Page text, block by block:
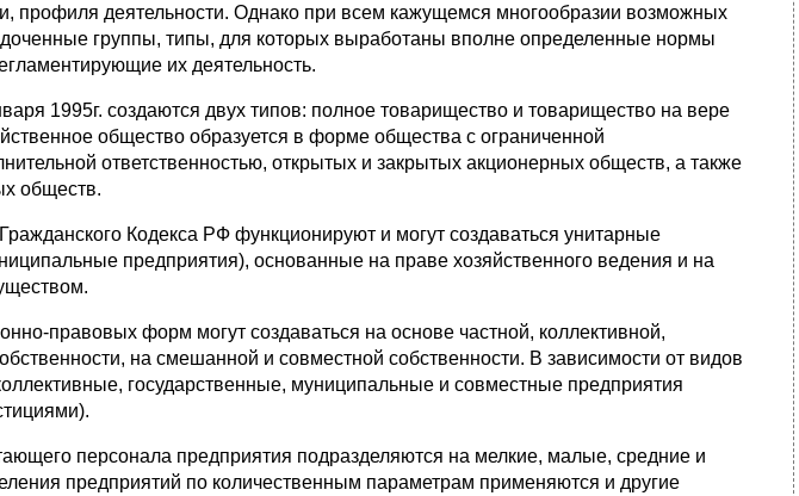
профиля деятельности. Однако при всем кажущемся многообразии возможных
группы, типы, для которых выработаны вполне определенные нормы
их деятельность.
1995г. создаются двух типов: полное товарищество и товарищество на вере
общество образуется в форме общества с ограниченной
ответственностью, открытых и закрытых акционерных обществ, а также
обществ.
Кодекса РФ функционируют и могут создаваться унитарные
предприятия), основанные на праве хозяйственного ведения и на
правовых форм могут создаваться на основе частной, коллективной,
на смешанной и совместной собственности. В зависимости от видов
государственные, муниципальные и совместные предприятия
персонала предприятия подразделяются на мелкие, малые, средние и
предприятий по количественным параметрам применяются и другие